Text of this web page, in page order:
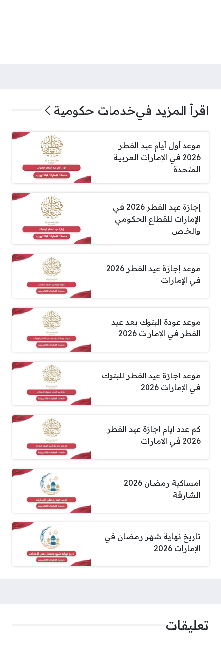
اقرأ المزيد فيخدمات حكومية
موعد أول أيام عيد الفطر
2026 في الإمارات العربية
المتحدة
إجازة عيد الفطر 2026 في
الإمارات للقطاع الحكومي
والخاص
موعد إجازة عيد الفطر 2026
في الإمارات
موعد عودة البنوك بعد عيد
الفطر في الإمارات 2026
موعد اجازة عيد الفطر للبنوك
في الإمارات 2026
كم عدد ايام اجازة عيد الفطر
2026 في الامارات
امساكية رمضان 2026
الشارقة
تاريخ نهاية شهر رمضان في
الإمارات 2026
تعليقات